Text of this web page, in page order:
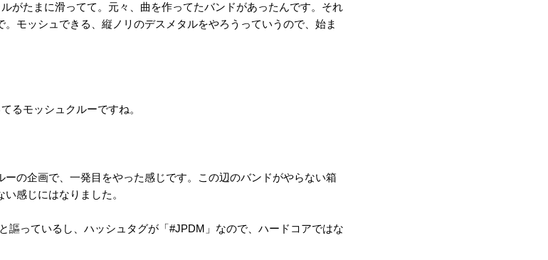
がたまに滑ってて。元々、曲を作ってたバンドがあったんです。それ
モッシュできる、縦ノリのデスメタルをやろうっていうので、始ま
るモッシュクルーですね。
の企画で、一発目をやった感じです。この辺のバンドがやらない箱
感じにはなりました。
謳っているし、ハッシュタグが「#JPDM」なので、ハードコアではな